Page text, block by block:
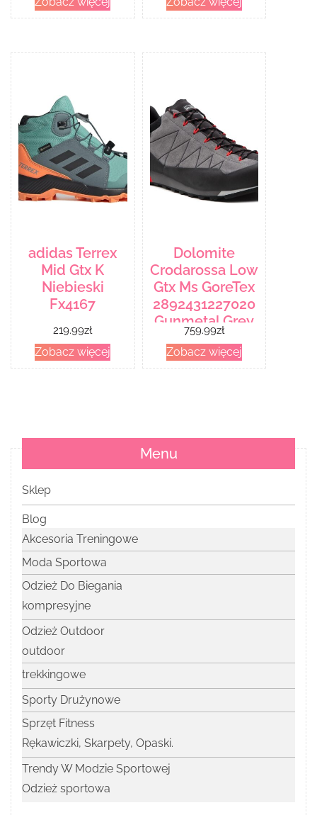
adidas Terrex
Mid Gtx K
Niebieski
Fx4167
219.99zł
Zobacz więcej
Dolomite
Crodarossa Low
Gtx Ms GoreTex
2892431227020
Gunmetal Grey
Fiery Red
759.99zł
Zobacz więcej
Menu
Sklep
Blog
Akcesoria Treningowe
Moda Sportowa
Odzież Do Biegania
kompresyjne
Odzież Outdoor
outdoor
trekkingowe
Sporty Drużynowe
Sprzęt Fitness
Rękawiczki, Skarpety, Opaski.
Trendy W Modzie Sportowej
Odzież sportowa